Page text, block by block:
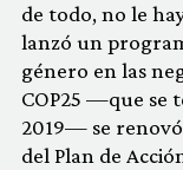
de todo, no le
lanzó un
género en las
COP25 —que se
2019— se
del Plan de